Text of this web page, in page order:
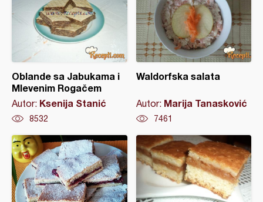
Oblande sa Jabukama i
Mlevenim Rogačem
Autor: Ksenija Stanić
8532
Waldorfska salata
Autor: Marija Tanasković
7461